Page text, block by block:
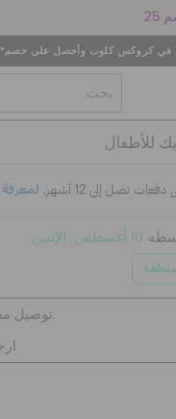
كروكس كلوب وأحصل على خصم*!
للأطفال
10 أغسطس، الإثنين
توصيل مجاني على جميع الطلبيات.